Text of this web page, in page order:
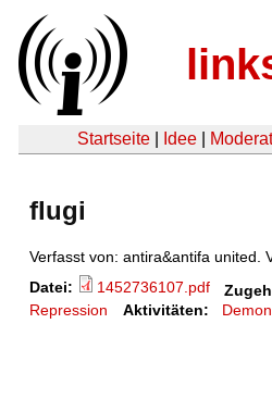
Startseite Idee
flugi
Verfasst von: antira&antifa united.
Datei:
1452736107.pdf
Repression
Aktivitäten: